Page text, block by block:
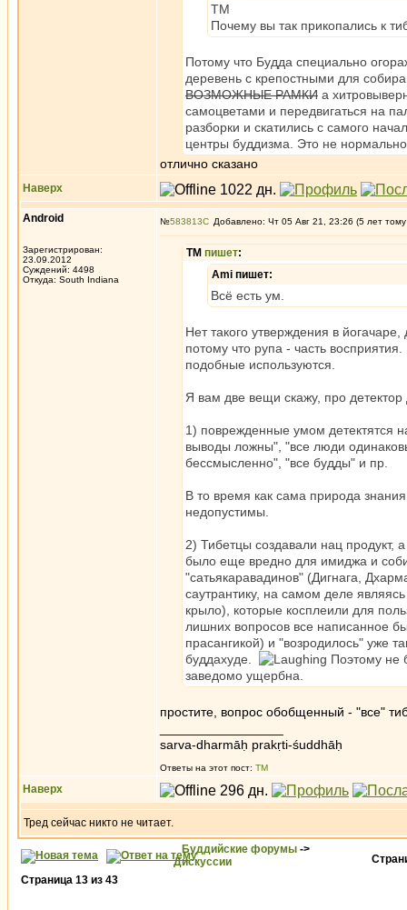
ТМ
Почему вы так прикопались к
Потому что Будда специально
деревень с крепостными для
ВОЗМОЖНЫЕ РАМКИ а
самоцветами и передвигаться на
разборки и скатились с самого
центры буддизма. Это не
отлично сказано
Наверх
Android
Зарегистрирован:
23.09.2012
Суждений: 4498
Откуда: South Indiana
№583813 Добавлено: Чт 05 Авг 21, 23:26 (5 лет
ТМ пишет:
Ami пишет:
Всё есть ум.
Нет такого утверждения в
потому что рупа - часть
подобные используются.
Я вам две вещи скажу, про
1) поврежденные умом детектятся
выводы ложны", "все люди
бессмысленно", "все будды" и пр.
В то время как сама природа
недопустимы.
2) Тибетцы создавали нац продукт,
было еще вредно для имиджа и
"сатьякаравадинов" (Дигнага,
саутрантику, на самом деле
крыло), которые косплеили для
лишних вопросов все написанное
прасангикой) и "возродилось" уже
буддахуде.
Поэтому не
заведомо ущербна.
простите, вопрос обобщенный - "все"
sarva-dharmāḥ prakṛti-śuddhāḥ
Ответы на этот пост: ТМ
Наверх
Тред сейчас никто не читает.
Буддийские форумы ->
Дискуссии
Страница 13 из 43